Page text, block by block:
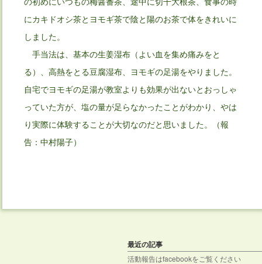
にカキドオシ茶とヨモギ茶で陰と陽のお茶で体をきれいに
しました。
手当法は、基本の生姜湿布（よい血を集め痛みをと
る）、高熱をとる豆腐湿布、ヨモギの足湯をやりました。
自宅でヨモギの足湯が教室よりも効果が出ないとおっしゃ
っていた方が、塩の量が足らなかったことがわかり、やは
り実際に体験することが大切なのだと思いました。（報
告：中村陽子）
最近の記事
活動報告はfacebookをご覧ください